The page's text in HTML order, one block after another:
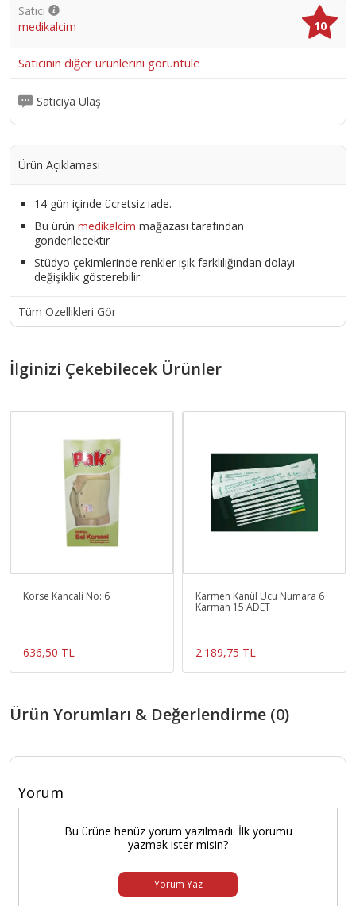
Satıcı
medikalcim
10
Satıcının diğer ürünlerini görüntüle
Satıcıya Ulaş
Ürün Açıklaması
14 gün içinde ücretsiz iade.
Bu ürün medikalcim mağazası tarafından
gönderilecektir
Stüdyo çekimlerinde renkler ışık farklılığından dolayı
değişiklik gösterebilir.
Tüm Özellikleri Gör
İlginizi Çekebilecek Ürünler
Korse Kancali No: 6
636,50 TL
Karmen Kanül Ucu Numara 6
Karman 15 ADET
2.189,75 TL
Ürün Yorumları & Değerlendirme (0)
Yorum
Bu ürüne henüz yorum yazılmadı. İlk yorumu
yazmak ister misin?
Yorum Yaz